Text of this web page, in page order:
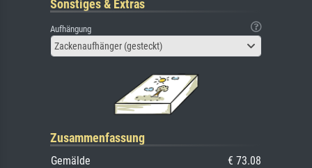
Sonstiges & Extras
Aufhängung
Zackenaufhänger (gesteckt)
Zusammenfassung
Gemälde
€ 73.08